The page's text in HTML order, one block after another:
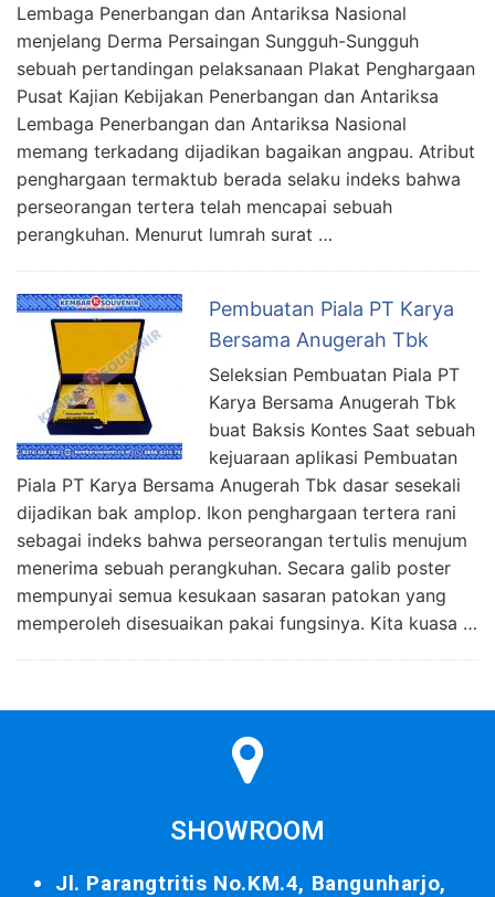
Lembaga Penerbangan dan Antariksa Nasional
menjelang Derma Persaingan Sungguh-Sungguh
sebuah pertandingan pelaksanaan Plakat Penghargaan
Pusat Kajian Kebijakan Penerbangan dan Antariksa
Lembaga Penerbangan dan Antariksa Nasional
memang terkadang dijadikan bagaikan angpau. Atribut
penghargaan termaktub berada selaku indeks bahwa
perseorangan tertera telah mencapai sebuah
perangkuhan. Menurut lumrah surat …
Pembuatan Piala PT Karya
Bersama Anugerah Tbk
Seleksian Pembuatan Piala PT
Karya Bersama Anugerah Tbk
buat Baksis Kontes Saat sebuah
kejuaraan aplikasi Pembuatan
Piala PT Karya Bersama Anugerah Tbk dasar sesekali
dijadikan bak amplop. Ikon penghargaan tertera rani
sebagai indeks bahwa perseorangan tertulis menujum
menerima sebuah perangkuhan. Secara galib poster
mempunyai semua kesukaan sasaran patokan yang
memperoleh disesuaikan pakai fungsinya. Kita kuasa …
SHOWROOM
Jl. Parangtritis No.KM.4, Bangunharjo,